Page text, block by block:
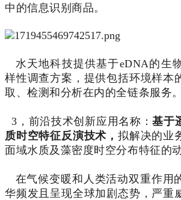
中的信息识别商品。
水天地科技提供基于eDNA的生
样性调查方案，提供包括环境样本
取、检测和分析在内的全链条服务。
3，前沿技术创新应用名称：基于
质时空特征反演技术， 拟解决的业
面域水质及藻密度时空分布特征的
在气候变暖和人类活动双重作用
华频发且呈现全球加剧态势，严重